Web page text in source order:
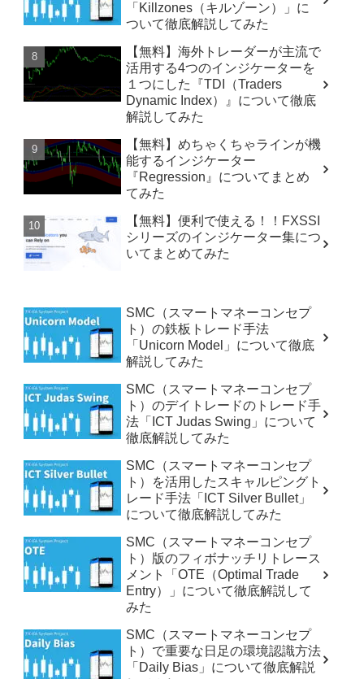
「Killzones（キルゾーン）」に
ついて徹底解説してみた
【無料】海外トレーダーが主流で
活用する4つのインジケーターを
１つにした『TDI（Traders
Dynamic Index）』について徹底
解説してみた
【無料】めちゃくちゃラインが機
能するインジケーター
『Regression』についてまとめ
てみた
【無料】便利で使える！！FXSSI
シリーズのインジケーター集につ
いてまとめてみた
SMC（スマートマネーコンセプ
ト）の鉄板トレード手法
「Unicorn Model」について徹底
解説してみた
SMC（スマートマネーコンセプ
ト）のデイトレードのトレード手
法「ICT Judas Swing」について
徹底解説してみた
SMC（スマートマネーコンセプ
ト）を活用したスキャルピングト
レード手法「ICT Silver Bullet」
について徹底解説してみた
SMC（スマートマネーコンセプ
ト）版のフィボナッチリトレース
メント「OTE（Optimal Trade
Entry）」について徹底解説して
みた
SMC（スマートマネーコンセプ
ト）で重要な日足の環境認識方法
「Daily Bias」について徹底解説